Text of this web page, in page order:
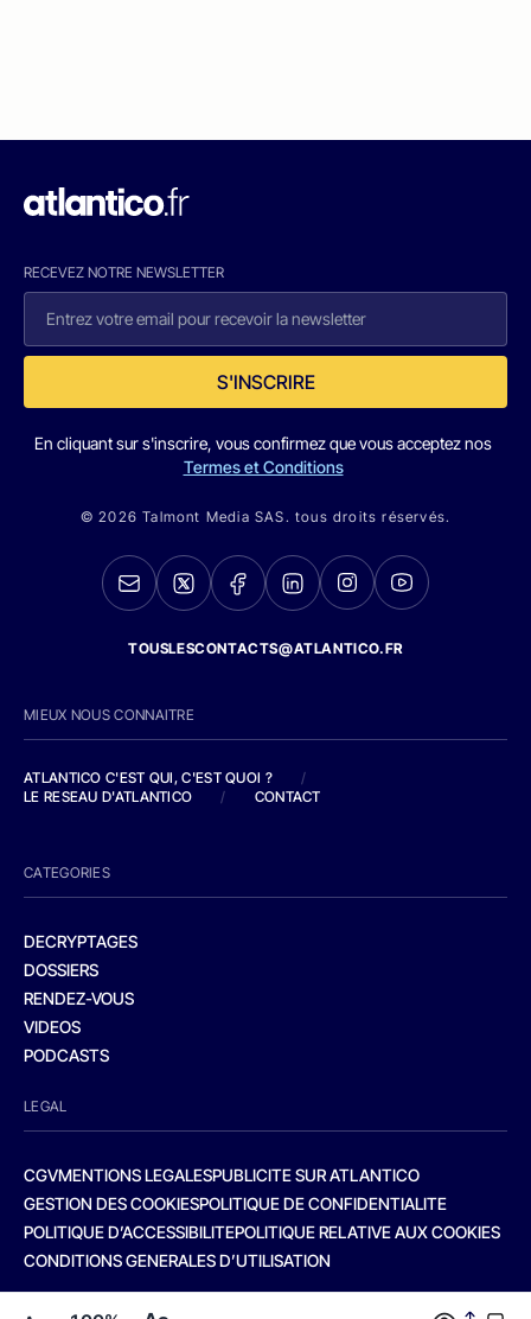
RECEVEZ NOTRE NEWSLETTER
S'INSCRIRE
En cliquant sur s'inscrire, vous confirmez que vous acceptez nos
Termes et Conditions
© 2026 Talmont Media SAS. tous droits réservés.
TOUSLESCONTACTS@ATLANTICO.FR
MIEUX NOUS CONNAITRE
ATLANTICO C'EST QUI, C'EST QUOI ?
/
LE RESEAU D'ATLANTICO
/ CONTACT
CATEGORIES
DECRYPTAGES
DOSSIERS
RENDEZ-VOUS
VIDEOS
PODCASTS
LEGAL
CGVMENTIONS LEGALESPUBLICITE SUR ATLANTICO
GESTION DES COOKIESPOLITIQUE DE CONFIDENTIALITE
POLITIQUE D’ACCESSIBILITEPOLITIQUE RELATIVE AUX COOKIES
CONDITIONS GENERALES D’UTILISATION